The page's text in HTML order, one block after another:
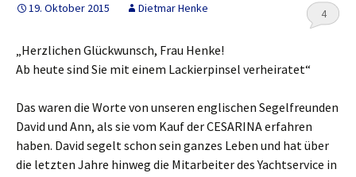
19. Oktober 2015 Dietmar Henke 4
„Herzlichen Glückwunsch, Frau Henke!
Ab heute sind Sie mit einem Lackierpinsel verheiratet“
Das waren die Worte von unseren englischen Segelfreunden
David und Ann, als sie vom Kauf der CESARINA erfahren
haben. David segelt schon sein ganzes Leben und hat über
die letzten Jahre hinweg die Mitarbeiter des Yachtservice in